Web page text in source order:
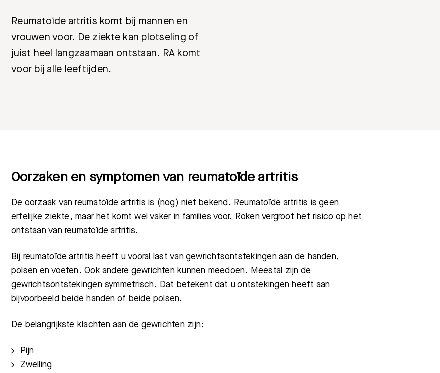
Reumatoïde artritis komt bij mannen en
vrouwen voor. De ziekte kan plotseling of
juist heel langzaamaan ontstaan. RA komt
voor bij alle leeftijden.
Oorzaken en symptomen van reumatoïde artritis
De oorzaak van reumatoïde artritis is (nog) niet bekend. Reumatoïde artritis is geen
erfelijke ziekte, maar het komt wel vaker in families voor. Roken vergroot het risico op het
ontstaan van reumatoïde artritis.
Bij reumatoïde artritis heeft u vooral last van gewrichtsontstekingen aan de handen,
polsen en voeten. Ook andere gewrichten kunnen meedoen. Meestal zijn de
gewrichtsontstekingen symmetrisch. Dat betekent dat u ontstekingen heeft aan
bijvoorbeeld beide handen of beide polsen.
De belangrijkste klachten aan de gewrichten zijn:
Pijn
Zwelling